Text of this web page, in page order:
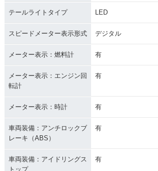
テールライトタイプ LED
スピードメーター表示形式 デジタル
メーター表示：燃料計 有
メーター表示：エンジン回
転計
有
メーター表示：時計 有
車両装備：アンチロックブ
レーキ（ABS）
有
車両装備：アイドリングス
トップ
有